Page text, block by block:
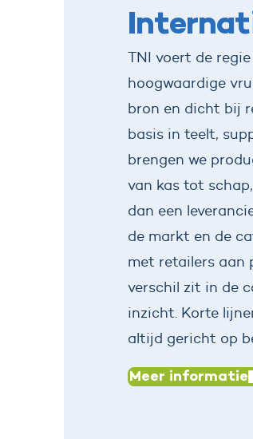
TNI voert de
hoogwaardige
bron en dicht bij
basis in teelt,
brengen we
van kas tot
dan een
de markt en de
met retailers aan
verschil zit in de
inzicht. Korte
altijd gericht op
Meer informatie